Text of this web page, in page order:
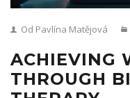
Od Pavlína Matějová
ACHIEVING
THROUGH